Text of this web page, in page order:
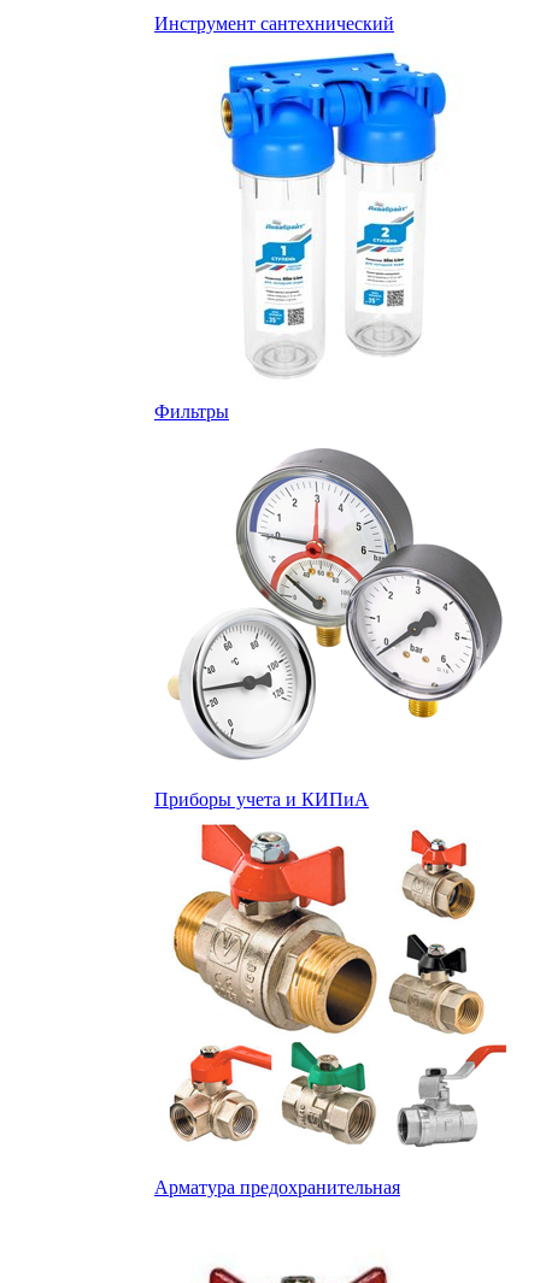
Инструмент сантехнический
Фильтры
Приборы учета и КИПиА
Арматура предохранительная